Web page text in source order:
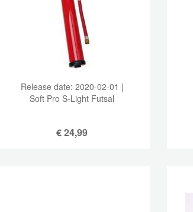
Release date: 2020-02-01 |
Soft Pro S-Light Futsal
€24,99